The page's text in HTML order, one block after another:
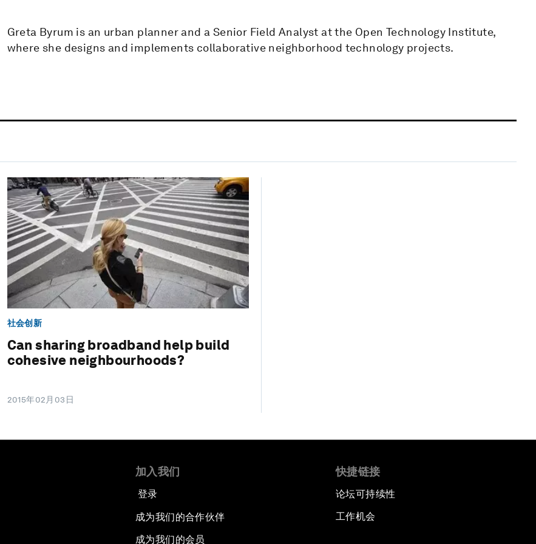
Greta Byrum is an urban planner and a Senior Field Analyst at the Open Technology Institute,
where she designs and implements collaborative neighborhood technology projects.
社会创新
Can sharing broadband help build
cohesive neighbourhoods?
2015年02月03日
加入我们
登录
成为我们的合作伙伴
成为我们的会员
快捷链接
论坛可持续性
工作机会